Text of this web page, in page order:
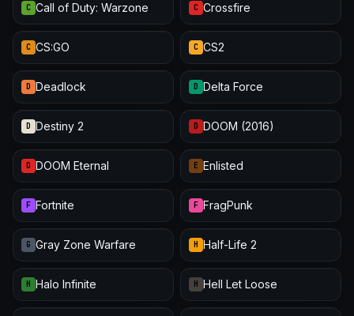
C Call of Duty: Warzone C Crossfire
C CS:GO C CS2
D Deadlock D Delta Force
D Destiny 2 D DOOM (2016)
D DOOM Eternal E Enlisted
F Fortnite F FragPunk
G Gray Zone Warfare H Half-Life 2
H Halo Infinite H Hell Let Loose